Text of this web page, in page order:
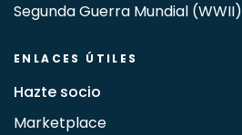
Segunda Guerra Mundial (WWII)
ENLACES ÚTILES
Hazte socio
Marketplace